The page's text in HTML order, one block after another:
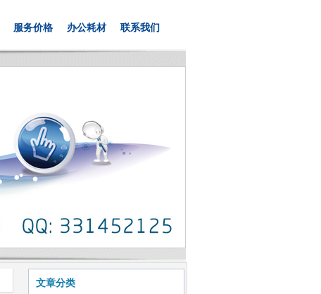
服务价格 办公耗材 联系我们
文章分类